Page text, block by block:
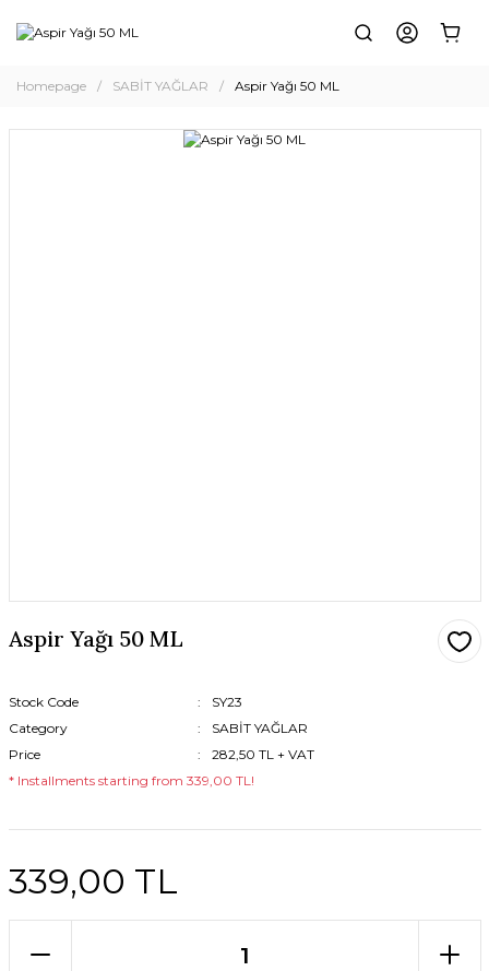
Homepage SABİT YAĞLAR Aspir Yağı 50 ML
Aspir Yağı 50 ML
Stock Code
SY23
Category
SABİT YAĞLAR
Price
282,50 TL + VAT
* Installments starting from 339,00 TL!
339,00 TL